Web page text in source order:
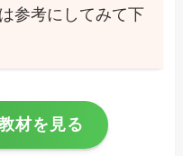
参考にしてみて下
材を見る